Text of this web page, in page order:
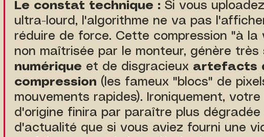
Le constat technique : Si vous
ultra-lourd, l'algorithme ne va pas
réduire de force. Cette compression "à la
non maîtrisée par le monteur, génère très
numérique et de disgracieux artefacts
compression (les fameux "blocs" de
mouvements rapides). Ironiquement, votre
d'origine finira par paraître plus
d'actualité que si vous aviez fourni une